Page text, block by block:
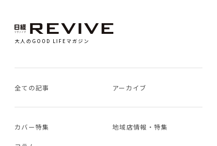
大人のGOOD LIFEマガジン
全ての記事 アーカイブ
カバー特集 地域店情報・特集